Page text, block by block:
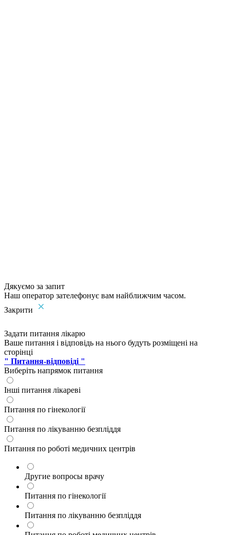
Дякуємо за запит
Наш оператор зателефонує вам найближчим часом.
Закрити
Задати питання лікарю
Ваше питання і відповідь на нього будуть розміщені на
сторінці
" Питання-відповіді "
Виберіть напрямок питання
Інші питання лікареві
Питання по гінекології
Питання по лікуванню безпліддя
Питання по роботі медичних центрів
Другие вопросы врачу
Питання по гінекології
Питання по лікуванню безпліддя